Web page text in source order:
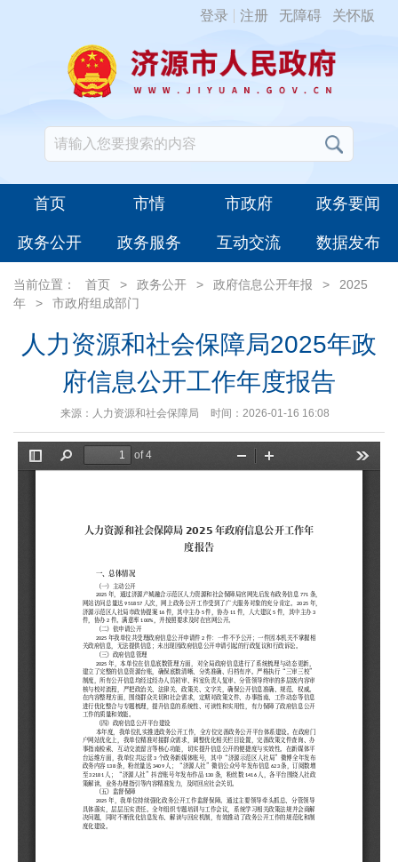
登录 注册 无障碍 关怀版
首页 市情 市政府 政务要闻
政务公开 政务服务 互动交流 数据发布
当前位置： 首页 > 政务公开 > 政府信息公开年报 >
2025
年
> 市政府组成部门
人力资源和社会保障局2025年政
府信息公开工作年度报告
来源：人力资源和社会保障局 时间：2026-01-16 16:08